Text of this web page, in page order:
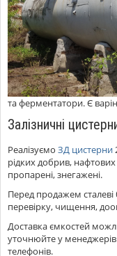
та ферментатори. Є
Залізничні
Реалізуємо ЗД цистерни
рідких добрив, нафтових
пропарені, знегажені.
Перед продажем
перевірку, чищення,
Доставка ємкостей
уточнюйте у
телефонів.